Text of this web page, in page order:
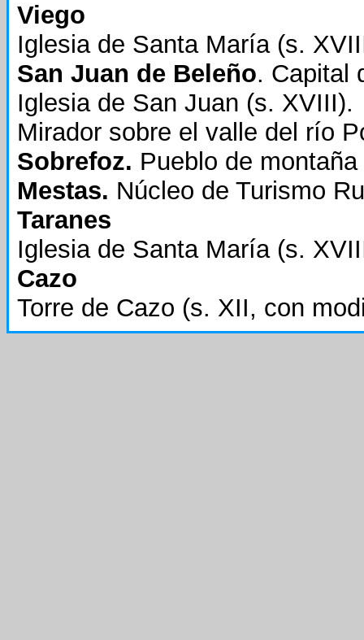
Viego
Iglesia de Santa María (s.
San Juan de Beleño. Capital
Iglesia de San Juan (s. XVIII).
Mirador sobre el valle del río
Sobrefoz. Pueblo de
Mestas. Núcleo de Turismo
Taranes
Iglesia de Santa María (s.
Cazo
Torre de Cazo (s. XII, con